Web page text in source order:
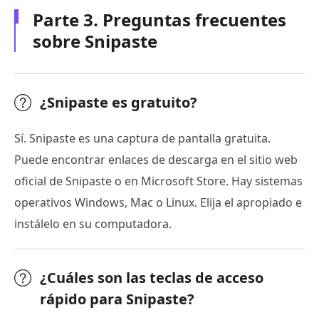
Parte 3. Preguntas frecuentes
sobre Snipaste
¿Snipaste es gratuito?
Sí. Snipaste es una captura de pantalla gratuita.
Puede encontrar enlaces de descarga en el sitio web
oficial de Snipaste o en Microsoft Store. Hay sistemas
operativos Windows, Mac o Linux. Elija el apropiado e
instálelo en su computadora.
¿Cuáles son las teclas de acceso
rápido para Snipaste?